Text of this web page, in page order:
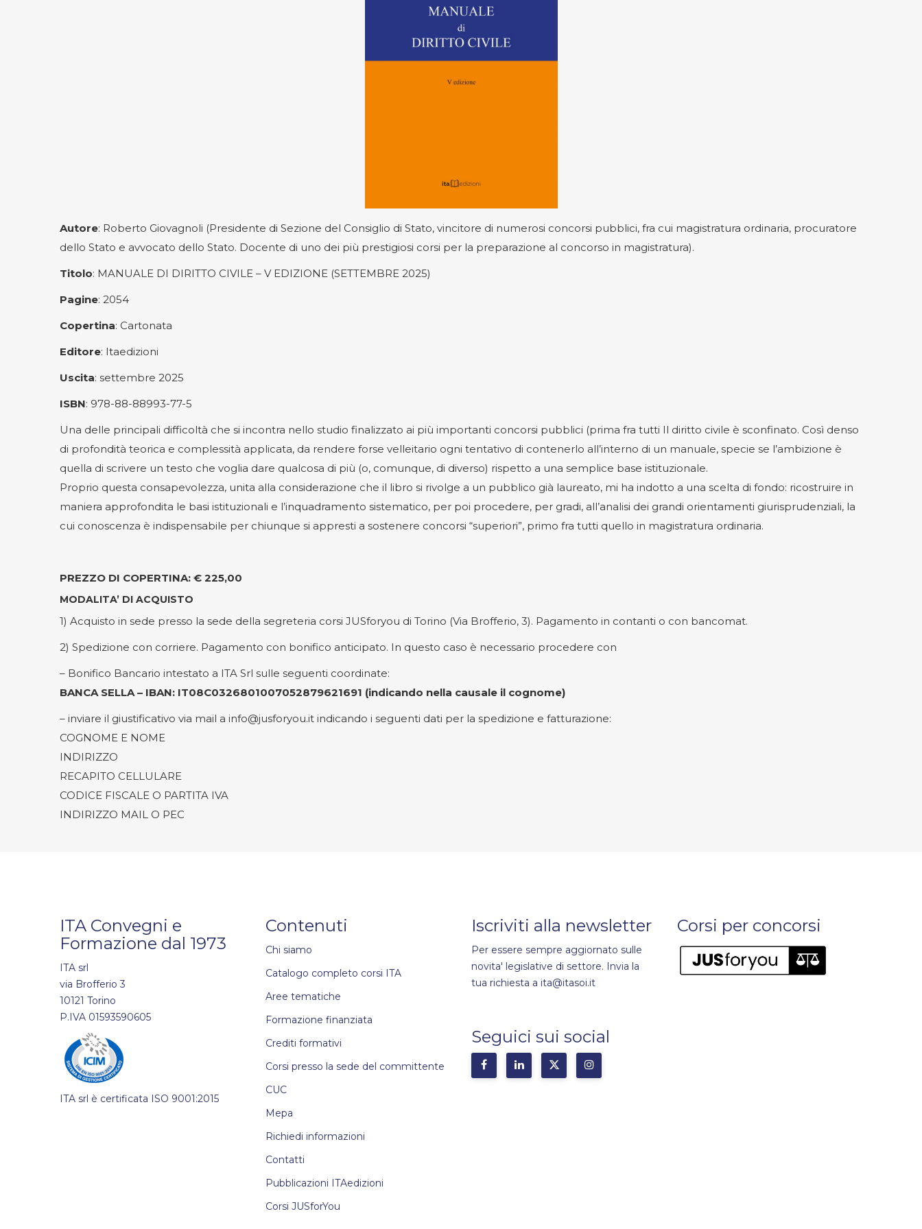
Autore: Roberto Giovagnoli (Presidente di Sezione del Consiglio di Stato, vincitore di numerosi concorsi pubblici, fra cui magistratura ordinaria, procuratore
dello Stato e avvocato dello Stato. Docente di uno dei più prestigiosi corsi per la preparazione al concorso in magistratura).
Titolo: MANUALE DI DIRITTO CIVILE – V EDIZIONE (SETTEMBRE 2025)
Pagine: 2054
Copertina: Cartonata
Editore: Itaedizioni
Uscita: settembre 2025
ISBN: 978-88-88993-77-5
Una delle principali difficoltà che si incontra nello studio finalizzato ai più importanti concorsi pubblici (prima fra tutti Il diritto civile è sconfinato. Così denso
di profondità teorica e complessità applicata, da rendere forse velleitario ogni tentativo di contenerlo all’interno di un manuale, specie se l’ambizione è
quella di scrivere un testo che voglia dare qualcosa di più (o, comunque, di diverso) rispetto a una semplice base istituzionale.
Proprio questa consapevolezza, unita alla considerazione che il libro si rivolge a un pubblico già laureato, mi ha indotto a una scelta di fondo: ricostruire in
maniera approfondita le basi istituzionali e l’inquadramento sistematico, per poi procedere, per gradi, all’analisi dei grandi orientamenti giurisprudenziali, la
cui conoscenza è indispensabile per chiunque si appresti a sostenere concorsi “superiori”, primo fra tutti quello in magistratura ordinaria.
PREZZO DI COPERTINA: € 225,00
MODALITA’ DI ACQUISTO
1) Acquisto in sede presso la sede della segreteria corsi JUSforyou di Torino (Via Brofferio, 3). Pagamento in contanti o con bancomat.
2) Spedizione con corriere. Pagamento con bonifico anticipato. In questo caso è necessario procedere con
– Bonifico Bancario intestato a ITA Srl sulle seguenti coordinate:
BANCA SELLA – IBAN: IT08C0326801007052879621691 (indicando nella causale il cognome)
– inviare il giustificativo via mail a info@jusforyou.it indicando i seguenti dati per la spedizione e fatturazione:
COGNOME E NOME
INDIRIZZO
RECAPITO CELLULARE
CODICE FISCALE O PARTITA IVA
INDIRIZZO MAIL O PEC
ITA Convegni e
Formazione dal 1973
ITA srl
via Brofferio 3
10121 Torino
P.IVA 01593590605
ITA srl è certificata ISO 9001:2015
Contenuti
Chi siamo
Catalogo completo corsi ITA
Aree tematiche
Formazione finanziata
Crediti formativi
Corsi presso la sede del committente
CUC
Mepa
Richiedi informazioni
Contatti
Pubblicazioni ITAedizioni
Corsi JUSforYou
Iscriviti alla newsletter
Per essere sempre aggiornato sulle
novita' legislative di settore. Invia la
tua richiesta a ita@itasoi.it
Seguici sui social
Corsi per concorsi